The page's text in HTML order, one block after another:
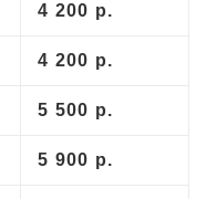
4 200 р.
4 200 р.
5 500 р.
5 900 р.